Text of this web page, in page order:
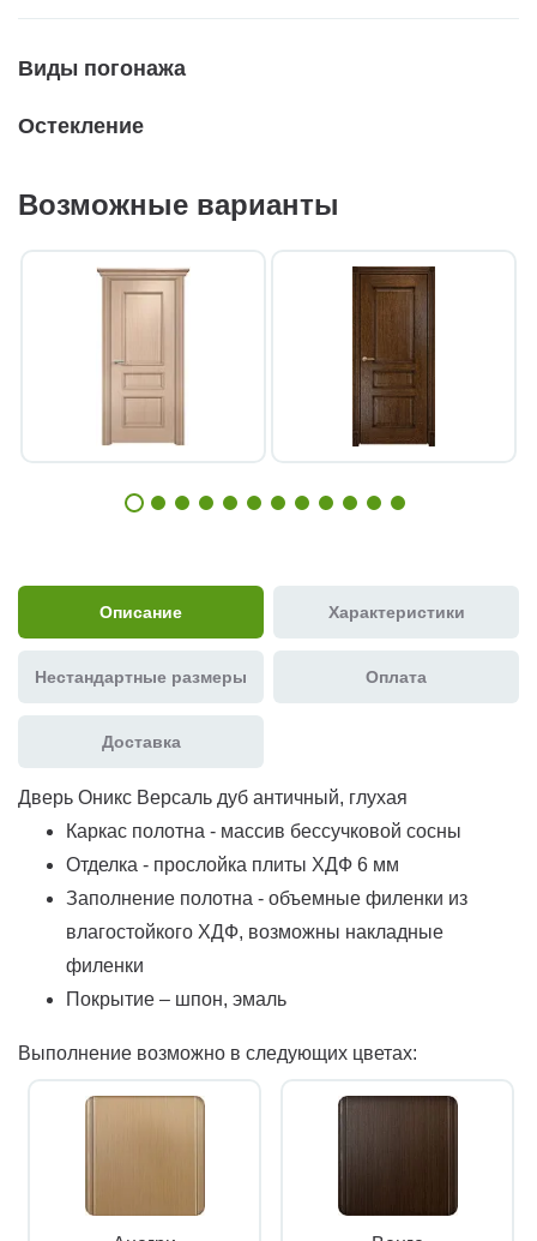
Виды погонажа
Остекление
Возможные варианты
Описание Характеристики
Нестандартные размеры Оплата
Доставка
Дверь Оникс Версаль дуб античный, глухая
Каркас полотна - массив бессучковой сосны
Отделка - прослойка плиты ХДФ 6 мм
Заполнение полотна - объемные филенки из
влагостойкого ХДФ, возможны накладные
филенки
Покрытие – шпон, эмаль
Выполнение возможно в следующих цветах: